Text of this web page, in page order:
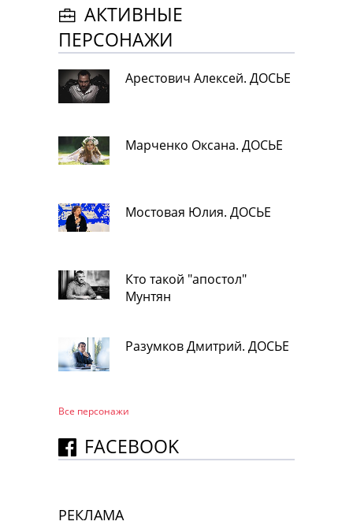
АКТИВНЫЕ
ПЕРСОНАЖИ
Арестович Алексей. ДОСЬЕ
Марченко Оксана. ДОСЬЕ
Мостовая Юлия. ДОСЬЕ
Кто такой "апостол"
Мунтян
Разумков Дмитрий. ДОСЬЕ
Все персонажи
FACEBOOK
РЕКЛАМА